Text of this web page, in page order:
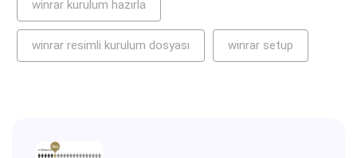
winrar kurulum hazırla
winrar resimli kurulum dosyası winrar setup